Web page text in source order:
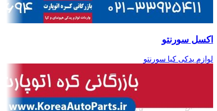
اکسل سورنتو
لوازم یدکی کیا سورنتو